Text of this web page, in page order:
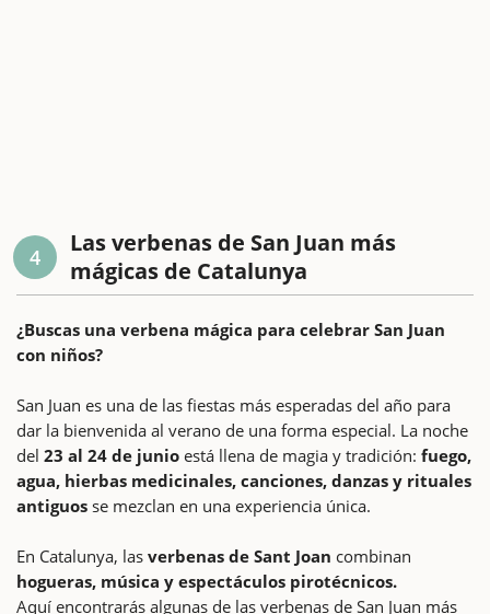
4
Las verbenas de San Juan más
mágicas de Catalunya
¿Buscas una verbena mágica para celebrar San Juan
con niños?
San Juan es una de las fiestas más esperadas del año para
dar la bienvenida al verano de una forma especial. La noche
del 23 al 24 de junio está llena de magia y tradición: fuego,
agua, hierbas medicinales, canciones, danzas y rituales
antiguos se mezclan en una experiencia única.
En Catalunya, las verbenas de Sant Joan combinan
hogueras, música y espectáculos pirotécnicos.
Aquí encontrarás algunas de las verbenas de San Juan más